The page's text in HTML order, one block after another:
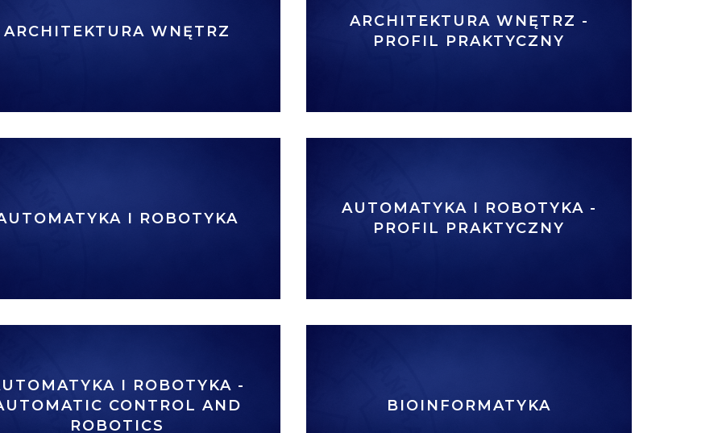
ARCHITEKTURA WNĘTRZ
ARCHITEKTURA WNĘTRZ -
PROFIL PRAKTYCZNY
I ROBOTYKA
AUTOMATYKA I ROBOTYKA -
PROFIL PRAKTYCZNY
I ROBOTYKA -
CONTROL AND
ROBOTICS
BIOINFORMATYKA